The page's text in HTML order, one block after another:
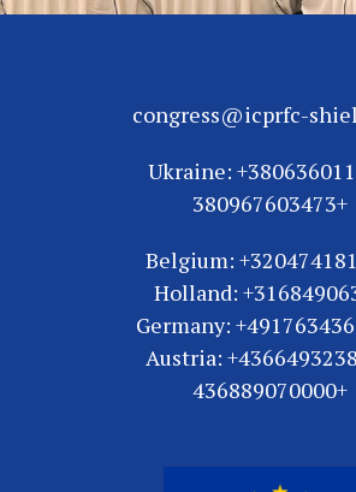
congress@icprfc-
Ukraine:
+380967603473
Belgium:
Holland:
Germany:
Austria:
+436889070000